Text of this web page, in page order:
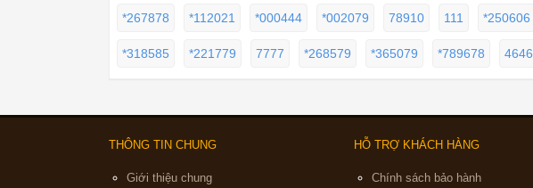
*267878 *112021 *000444 *002079 78910 111 *250606
*318585 *221779 7777 *268579 *365079 *789678 4646
THÔNG TIN CHUNG
Giới thiệu chung
HỖ TRỢ KHÁCH HÀNG
Chính sách bảo hành